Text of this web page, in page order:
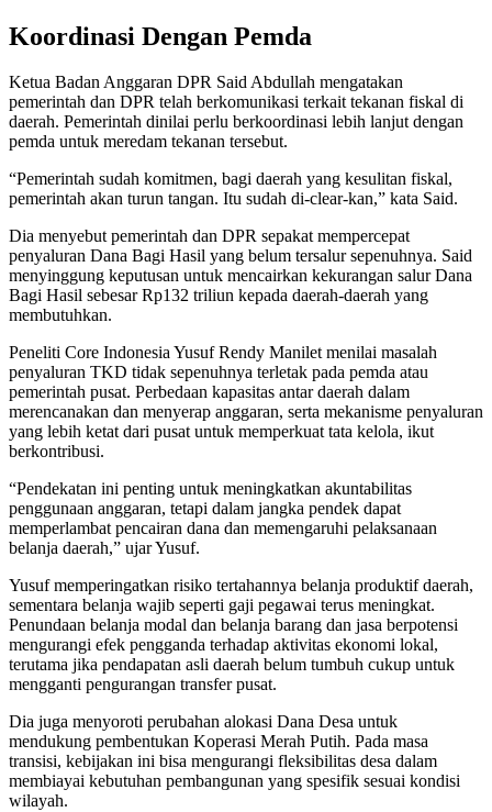
Koordinasi Dengan Pemda
Ketua Badan Anggaran DPR Said Abdullah mengatakan
pemerintah dan DPR telah berkomunikasi terkait tekanan fiskal di
daerah. Pemerintah dinilai perlu berkoordinasi lebih lanjut dengan
pemda untuk meredam tekanan tersebut.
“Pemerintah sudah komitmen, bagi daerah yang kesulitan fiskal,
pemerintah akan turun tangan. Itu sudah di-clear-kan,” kata Said.
Dia menyebut pemerintah dan DPR sepakat mempercepat
penyaluran Dana Bagi Hasil yang belum tersalur sepenuhnya. Said
menyinggung keputusan untuk mencairkan kekurangan salur Dana
Bagi Hasil sebesar Rp132 triliun kepada daerah-daerah yang
membutuhkan.
Peneliti Core Indonesia Yusuf Rendy Manilet menilai masalah
penyaluran TKD tidak sepenuhnya terletak pada pemda atau
pemerintah pusat. Perbedaan kapasitas antar daerah dalam
merencanakan dan menyerap anggaran, serta mekanisme penyaluran
yang lebih ketat dari pusat untuk memperkuat tata kelola, ikut
berkontribusi.
“Pendekatan ini penting untuk meningkatkan akuntabilitas
penggunaan anggaran, tetapi dalam jangka pendek dapat
memperlambat pencairan dana dan memengaruhi pelaksanaan
belanja daerah,” ujar Yusuf.
Yusuf memperingatkan risiko tertahannya belanja produktif daerah,
sementara belanja wajib seperti gaji pegawai terus meningkat.
Penundaan belanja modal dan belanja barang dan jasa berpotensi
mengurangi efek pengganda terhadap aktivitas ekonomi lokal,
terutama jika pendapatan asli daerah belum tumbuh cukup untuk
mengganti pengurangan transfer pusat.
Dia juga menyoroti perubahan alokasi Dana Desa untuk
mendukung pembentukan Koperasi Merah Putih. Pada masa
transisi, kebijakan ini bisa mengurangi fleksibilitas desa dalam
membiayai kebutuhan pembangunan yang spesifik sesuai kondisi
wilayah.